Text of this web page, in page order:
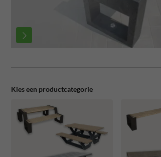
Kies een productcategorie